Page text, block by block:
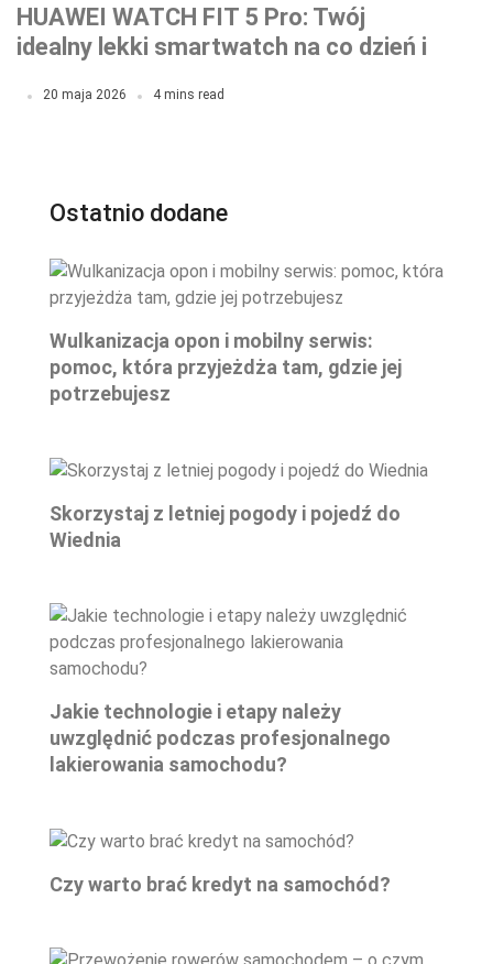
HUAWEI WATCH FIT 5 Pro: Twój
idealny lekki smartwatch na co dzień i
20 maja 2026 4 mins read
Ostatnio dodane
Wulkanizacja opon i mobilny serwis:
pomoc, która przyjeżdża tam, gdzie jej
potrzebujesz
Skorzystaj z letniej pogody i pojedź do
Wiednia
Jakie technologie i etapy należy
uwzględnić podczas profesjonalnego
lakierowania samochodu?
Czy warto brać kredyt na samochód?